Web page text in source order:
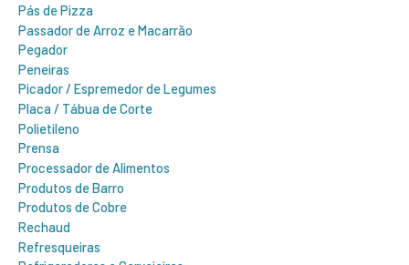
Pás de Pizza
Passador de Arroz e Macarrão
Pegador
Peneiras
Picador / Espremedor de Legumes
Placa / Tábua de Corte
Polietileno
Prensa
Processador de Alimentos
Produtos de Barro
Produtos de Cobre
Rechaud
Refresqueiras